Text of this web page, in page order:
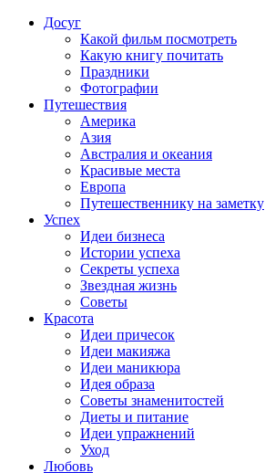
Досуг
Какой фильм посмотреть
Какую книгу почитать
Праздники
Фотографии
Путешествия
Америка
Азия
Австралия и океания
Красивые места
Европа
Путешественнику на заметку
Успех
Идеи бизнеса
Истории успеха
Секреты успеха
Звездная жизнь
Советы
Красота
Идеи причесок
Идеи макияжа
Идеи маникюра
Идея образа
Советы знаменитостей
Диеты и питание
Идеи упражнений
Уход
Любовь